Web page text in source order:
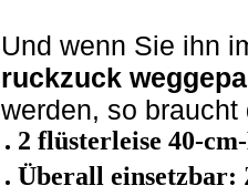
Und wenn Sie ihn
ruckzuck
werden, so
2 flüsterleise 40-
Überall einsetzbar: